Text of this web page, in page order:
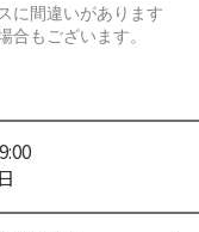
に間違いがあります
合もございます。